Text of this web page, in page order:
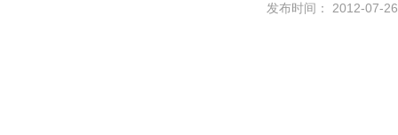
发布时间： 2012-07-